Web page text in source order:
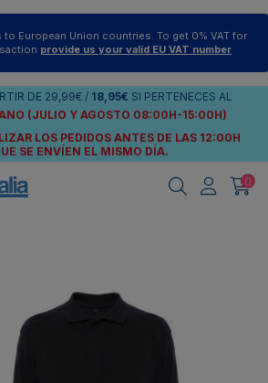
European Union countries. To get 0% VAT for
provide us your valid EU VAT number
DE 29,99€ / 18,95€ SI PERTENECES AL
(JULIO Y AGOSTO 08:00H-15:00H)
LOS PEDIDOS ANTES DE LAS 12:00H
SE ENVÍEN EL MISMO DÍA.
0